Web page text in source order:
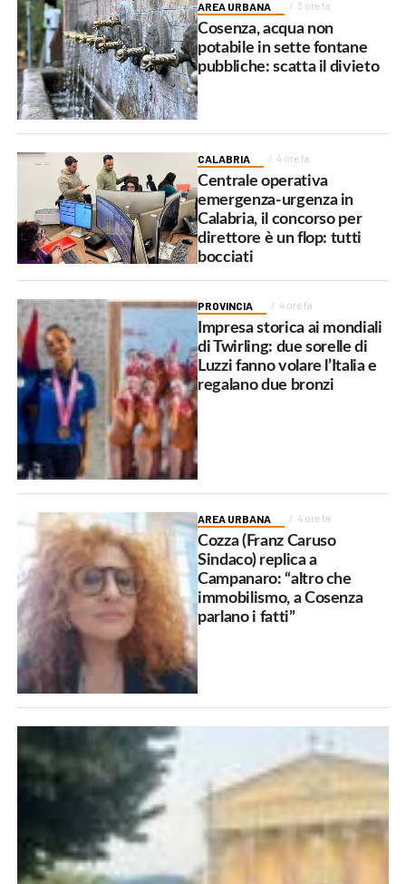
AREA URBANA 3 ore fa
Cosenza, acqua non
potabile in sette fontane
pubbliche: scatta il divieto
CALABRIA 4 ore fa
Centrale operativa
emergenza-urgenza in
Calabria, il concorso per
direttore è un flop: tutti
bocciati
PROVINCIA 4 ore fa
Impresa storica ai mondiali
di Twirling: due sorelle di
Luzzi fanno volare l’Italia e
regalano due bronzi
AREA URBANA 4 ore fa
Cozza (Franz Caruso
Sindaco) replica a
Campanaro: “altro che
immobilismo, a Cosenza
parlano i fatti”